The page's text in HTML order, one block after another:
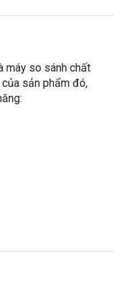
máy so sánh chất
sản phẩm đó,